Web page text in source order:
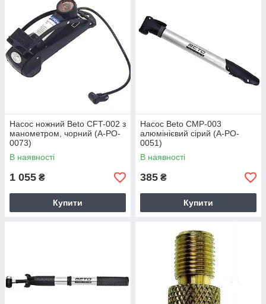
Насос ножний Beto CFT-002 з
манометром, чорний (A-PO-
0073)
В наявності
1 055 ₴
Купити
Насос Beto CMP-003
алюмінієвий сірий (A-PO-
0051)
В наявності
385 ₴
Купити